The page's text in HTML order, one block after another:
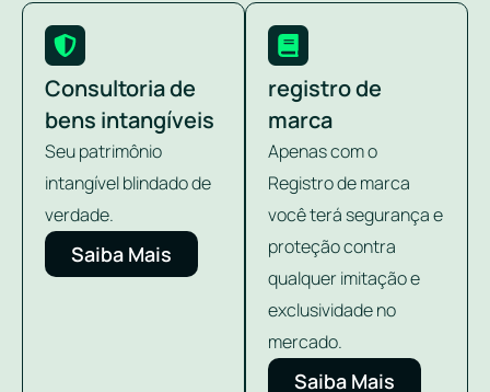
Consultoria de
bens intangíveis
Seu patrimônio
intangível blindado de
verdade.
Saiba Mais
registro de
marca
Apenas com o
Registro de marca
você terá segurança e
proteção contra
qualquer imitação e
exclusividade no
mercado.
Saiba Mais